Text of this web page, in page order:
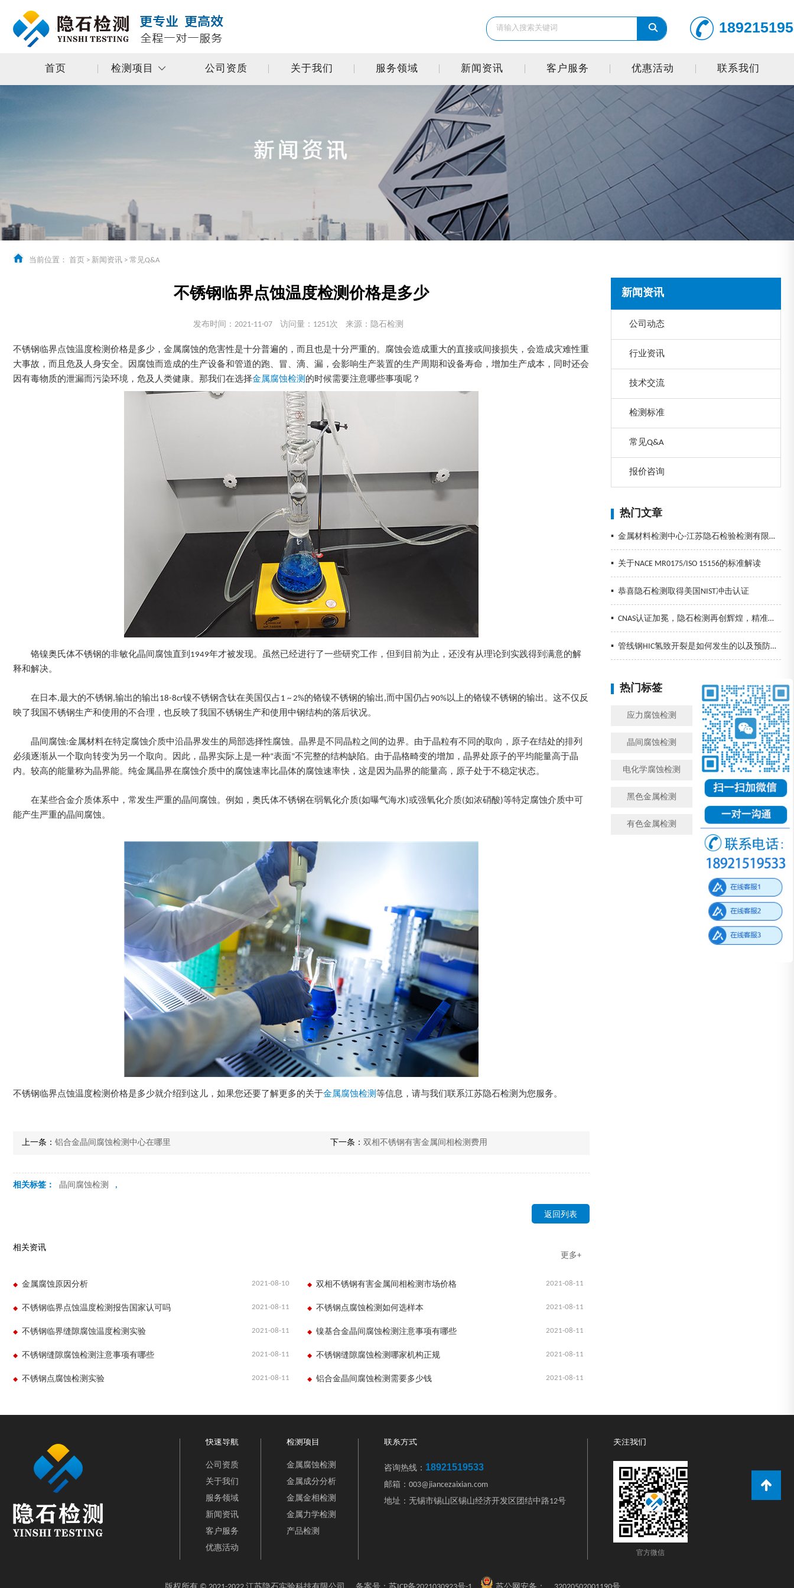
首页 检测项目 公司资质 关于我们 服务领域 新闻资讯 客户服务 优惠活动 联系我们
当前位置： 首页 > 新闻资讯 > 常见Q&A
新闻资讯
公司动态
行业资讯
技术交流
检测标准
常见Q&A
报价咨询
热门文章
▪ 金属材料检测中心-江苏隐石检验检测有限公司
▪ 关于NACE MR0175/ISO 15156的标准解读
▪ 恭喜隐石检测取得美国NIST冲击认证
▪ CNAS认证加冕，隐石检测再创辉煌，精准检测助力企业发展！
▪ 管线钢HIC氢致开裂是如何发生的以及预防措施
热门标签 换一批
应力腐蚀检测 金属腐蚀检测
晶间腐蚀检测 模拟工况腐蚀检测
电化学腐蚀检测 盐雾检测
黑色金属检测 金属成分检测
有色金属检测 微观金相检测
不锈钢临界点蚀温度检测价格是多少
发布时间：2021-11-07 访问量：1251次 来源：隐石检测
不锈钢临界点蚀温度检测价格是多少，金属腐蚀的危害性是十分普遍的，而且也是十分严重的。腐蚀会造成重大的直接或间接损失，会造成灾难性重
大事故，而且危及人身安全。因腐蚀而造成的生产设备和管道的跑、冒、滴、漏，会影响生产装置的生产周期和设备寿命，增加生产成本，同时还会
因有毒物质的泄漏而污染环境，危及人类健康。那我们在选择金属腐蚀检测 的时候需要注意哪些事项呢？
铬镍奥氏体不锈钢的非敏化晶间腐蚀直到1949年才被发现。虽然已经进行了一些研究工作，但到目前为止，还没有从理论到实践得到满意的解
释和解决。
在日本,最大的不锈钢,输出的输出18-8cr镍不锈钢含钛在美国仅占1 ~ 2%的铬镍不锈钢的输出,而中国仍占90%以上的铬镍不锈钢的输出。这不仅反
映了我国不锈钢生产和使用的不合理，也反映了我国不锈钢生产和使用中钢结构的落后状况。
晶间腐蚀:金属材料在特定腐蚀介质中沿晶界发生的局部选择性腐蚀。晶界是不同晶粒之间的边界。由于晶粒有不同的取向，原子在结处的排列
必须逐渐从一个取向转变为另一个取向。因此，晶界实际上是一种“表面”不完整的结构缺陷。由于晶格畸变的增加，晶界处原子的平均能量高于晶
内。较高的能量称为晶界能。纯金属晶界在腐蚀介质中的腐蚀速率比晶体的腐蚀速率快，这是因为晶界的能量高，原子处于不稳定状态。
在某些合金介质体系中，常发生严重的晶间腐蚀。例如，奥氏体不锈钢在弱氧化介质(如曝气海水)或强氧化介质(如浓硝酸)等特定腐蚀介质中可
能产生严重的晶间腐蚀。
不锈钢临界点蚀温度检测价格是多少就介绍到这儿，如果您还要了解更多的关于金属腐蚀检测 等信息，请与我们联系江苏隐石检测为您服务。
上一条： 铝合金晶间腐蚀检测中心在哪里 下一条： 双相不锈钢有害金属间相检测费用
相关标签： 晶间腐蚀检测 ,
返回列表
相关资讯
更多+
2021-08-10
金属腐蚀原因分析 2021-08-11
双相不锈钢有害金属间相检测市场价格
2021-08-11
不锈钢临界点蚀温度检测报告国家认可吗 2021-08-11
不锈钢点腐蚀检测如何选样本
2021-08-11
不锈钢临界缝隙腐蚀温度检测实验 2021-08-11
镍基合金晶间腐蚀检测注意事项有哪些
2021-08-11
不锈钢缝隙腐蚀检测注意事项有哪些 2021-08-11
不锈钢缝隙腐蚀检测哪家机构正规
2021-08-11
不锈钢点腐蚀检测实验 2021-08-11
铝合金晶间腐蚀检测需要多少钱
快速导航
公司资质
关于我们
服务领域
新闻资讯
客户服务
优惠活动
检测项目
金属腐蚀检测
金属成分分析
金属金相检测
金属力学检测
产品检测
联系方式
咨询热线： 18921519533
邮箱：003@jiancezaixian.com
地址：无锡市锡山区锡山经济开发区团结中路12号
关注我们
官方微信